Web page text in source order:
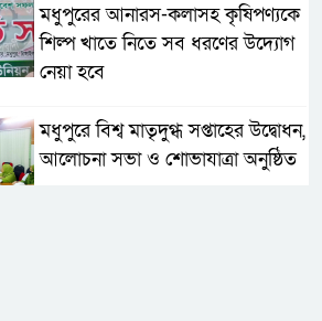
মধুপুরের আনারস-কলাসহ কৃষিপণ্যকে
শিল্প খাতে নিতে সব ধরণের উদ্যোগ
নেয়া হবে
মধুপুরে বিশ্ব মাতৃদুগ্ধ সপ্তাহের উদ্বোধন,
আলোচনা সভা ও শোভাযাত্রা অনুষ্ঠিত